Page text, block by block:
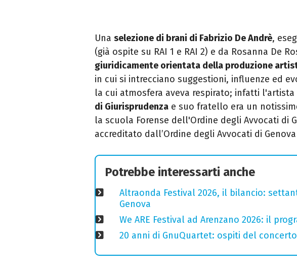
Una selezione di brani di Fabrizio De Andrè,
(già ospite su RAI 1 e RAI 2) e da Rosanna De
giuridicamente orientata della produzione
in cui si intrecciano suggestioni, influenze ed
la cui atmosfera aveva respirato; infatti
di Giurisprudenza e suo fratello era un
la scuola Forense dell'Ordine degli Avvocati di
accreditato dall’Ordine degli Avvocati di
Potrebbe interessarti anche
Altraonda Festival 2026, il bilancio:
Genova
We ARE Festival ad Arenzano 2026: il
20 anni di GnuQuartet: ospiti del